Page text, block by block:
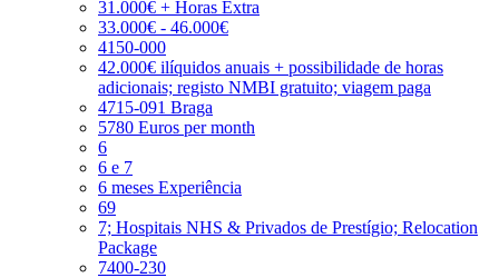
31.000€ + Horas Extra
33.000€ - 46.000€
4150-000
42.000€ ilíquidos anuais + possibilidade de horas
adicionais; registo NMBI gratuito; viagem paga
4715-091 Braga
5780 Euros per month
6
6 e 7
6 meses Experiência
69
7; Hospitais NHS & Privados de Prestígio; Relocation
Package
7400-230